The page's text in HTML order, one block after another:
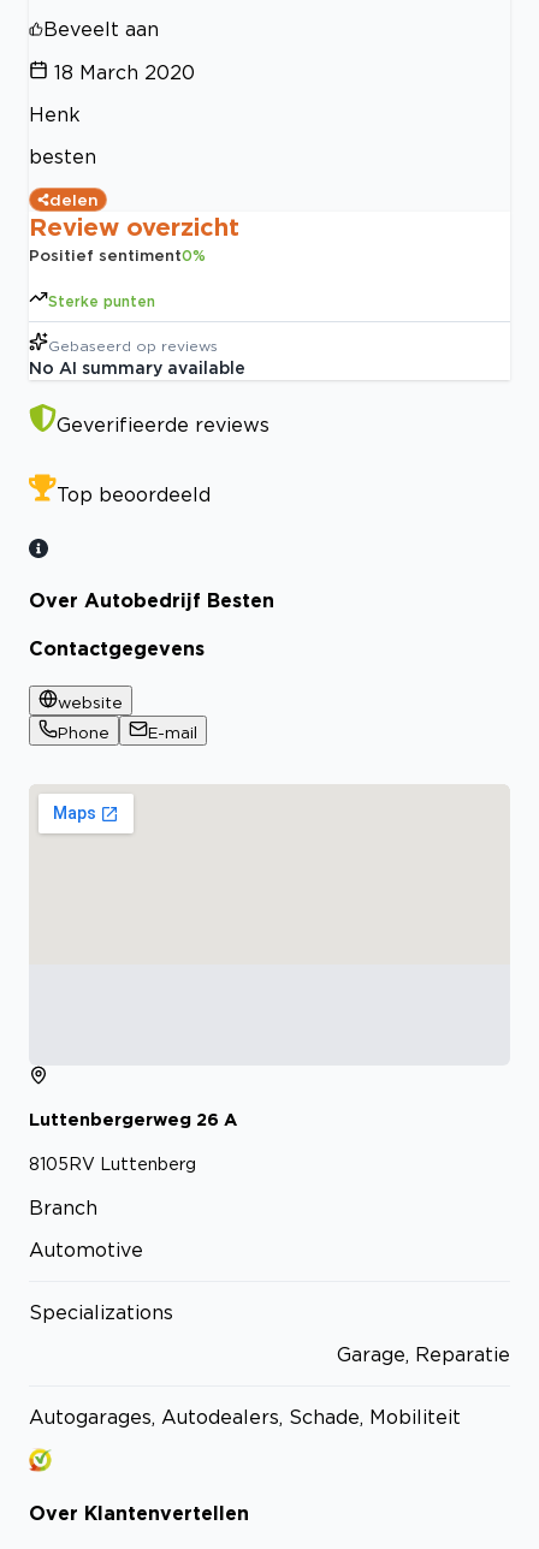
Beveelt aan
18 March 2020
Henk
besten
delen
Review overzicht
Positief sentiment0%
Sterke punten
Gebaseerd op reviews
No AI summary available
Geverifieerde reviews
Top beoordeeld
Over Autobedrijf Besten
Contactgegevens
website
Phone
E-mail
Luttenbergerweg 26 A
8105RV Luttenberg
Branch
Automotive
Specializations
Garage, Reparatie
Autogarages, Autodealers, Schade, Mobiliteit
Over Klantenvertellen